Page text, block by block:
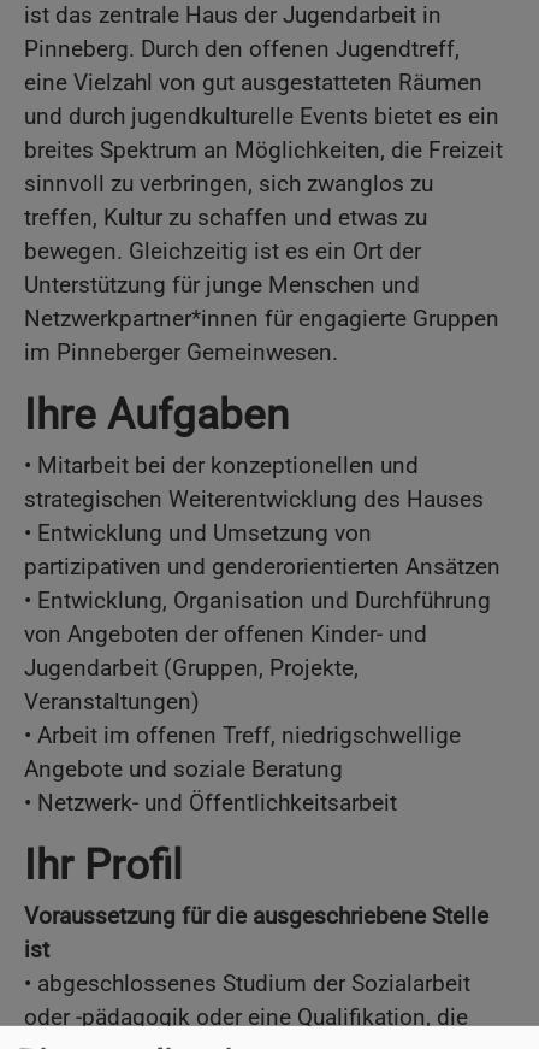
ist das zentrale Haus der Jugendarbeit in
Pinneberg. Durch den offenen Jugendtreff,
eine Vielzahl von gut ausgestatteten Räumen
und durch jugendkulturelle Events bietet es ein
breites Spektrum an Möglichkeiten, die Freizeit
sinnvoll zu verbringen, sich zwanglos zu
treffen, Kultur zu schaffen und etwas zu
bewegen. Gleichzeitig ist es ein Ort der
Unterstützung für junge Menschen und
Netzwerkpartner*innen für engagierte Gruppen
im Pinneberger Gemeinwesen.
Ihre Aufgaben
• Mitarbeit bei der konzeptionellen und
strategischen Weiterentwicklung des Hauses
• Entwicklung und Umsetzung von
partizipativen und genderorientierten Ansätzen
• Entwicklung, Organisation und Durchführung
von Angeboten der offenen Kinder- und
Jugendarbeit (Gruppen, Projekte,
Veranstaltungen)
• Arbeit im offenen Treff, niedrigschwellige
Angebote und soziale Beratung
• Netzwerk- und Öffentlichkeitsarbeit
Ihr Profil
Voraussetzung für die ausgeschriebene Stelle
ist
• abgeschlossenes Studium der Sozialarbeit
oder -pädagogik oder eine Qualifikation, die